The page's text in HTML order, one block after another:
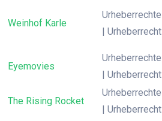
Weinhof Karle
Urheberrechte
| Urheberrecht
Eyemovies
Urheberrechte
| Urheberrecht
The Rising Rocket
Urheberrechte
| Urheberrecht